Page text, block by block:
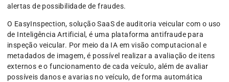
alertas de possibilidade de fraudes.
O EasyInspection, solução SaaS de auditoria veicular com o uso
de Inteligência Artificial, é uma plataforma antifraude para
inspeção veicular. Por meio da IA em visão computacional e
metadados de imagem, é possível realizar a avaliação de itens
externos e o funcionamento de cada veículo, além de avaliar
possíveis danos e avarias no veículo, de forma automática